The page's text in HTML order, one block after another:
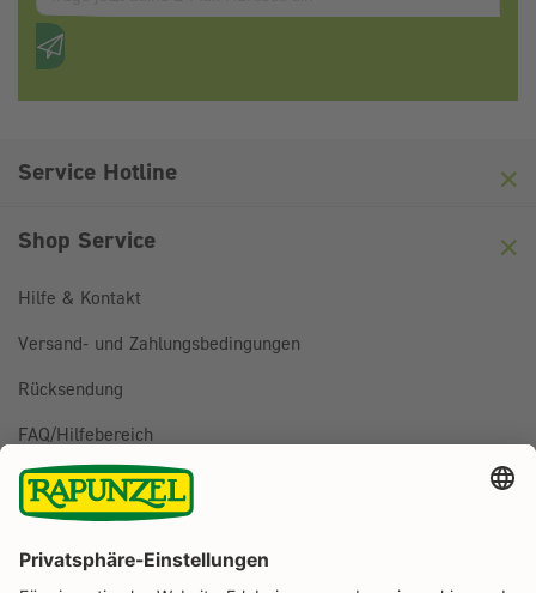
Anti-Roboter-Verifizierung
Service Hotline
Shop Service
Hilfe & Kontakt
Versand- und Zahlungsbedingungen
Rücksendung
FAQ/Hilfebereich
BESTELLUNG WIDERRUFEN